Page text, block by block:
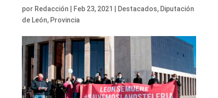
por Redacción Feb 23, 2021 Destacados, Diputación
de León, Provincia